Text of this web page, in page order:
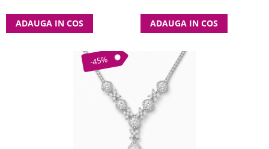
ADAUGA IN COS ADAUGA IN COS
-45%